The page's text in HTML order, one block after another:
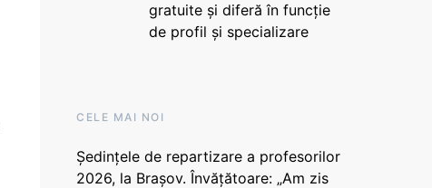
gratuite și diferă în funcție
de profil și specializare
CELE MAI NOI
Ședințele de repartizare a profesorilor
2026, la Brașov. Învățătoare: „Am zis